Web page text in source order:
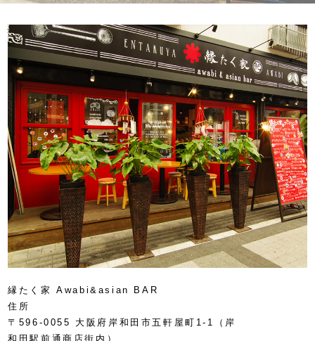
縁たく家 Awabi&asian BAR
住所
〒596-0055 大阪府岸和田市五軒屋町1-1（岸
和田駅前通商店街内）